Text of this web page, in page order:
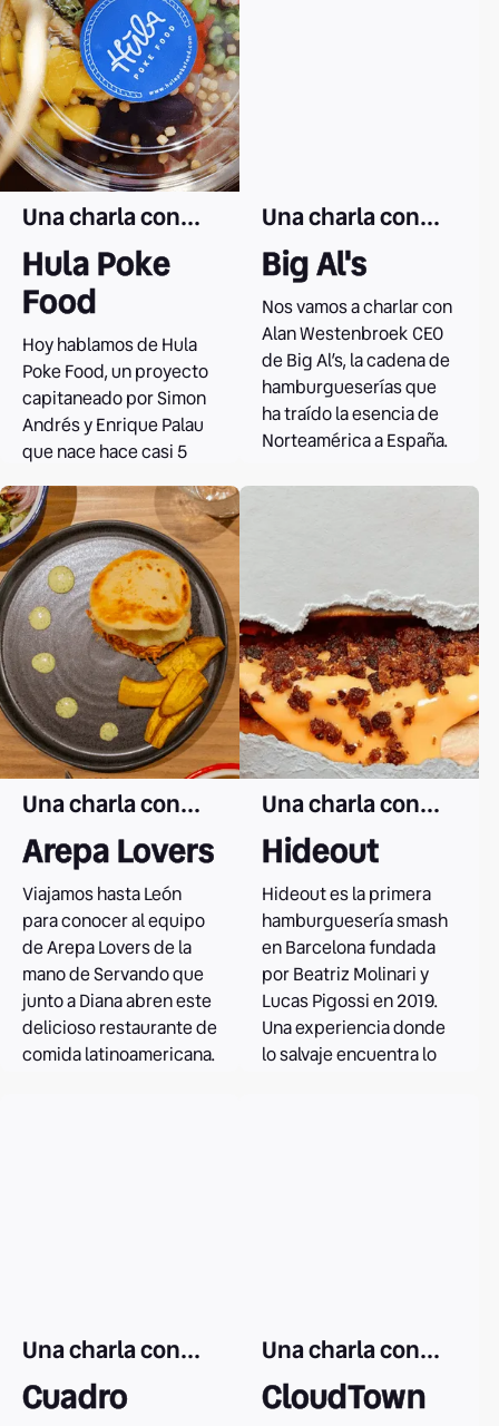
Leer el caso
Una charla con...
Hula Poke
Food
Hoy hablamos de Hula
Poke Food, un proyecto
capitaneado por Simon
Andrés y Enrique Palau
que nace hace casi 5
Leer el caso
Una charla con...
Big Al's
Nos vamos a charlar con
Alan Westenbroek CEO
de Big Al’s, la cadena de
hamburgueserías que
ha traído la esencia de
Norteamérica a España.
Una charla con...
Arepa Lovers
Viajamos hasta León
para conocer al equipo
de Arepa Lovers de la
mano de Servando que
junto a Diana abren este
delicioso restaurante de
comida latinoamericana.
Una charla con...
Hideout
Hideout es la primera
hamburguesería smash
en Barcelona fundada
por Beatriz Molinari y
Lucas Pigossi en 2019.
Una experiencia donde
lo salvaje encuentra lo
Una charla con...
Cuadro
Una charla con...
CloudTown